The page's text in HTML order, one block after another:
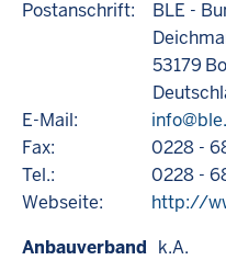
Postanschrift:
BLE -
53179
E-Mail:
Fax:
0228 -
Tel.:
0228 -
Webseite:
http://
Anbauverband k.A.